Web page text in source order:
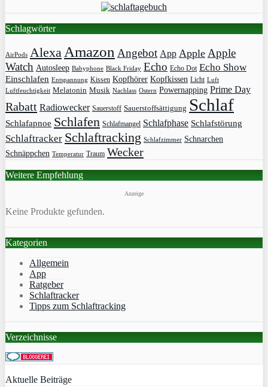
Schlagwörter
AirPods Alexa Amazon Angebot App Apple Apple
Watch Autosleep Babyphone Black Friday Echo Echo Dot Echo Show
Einschlafen Entspannung Kissen Kopfhörer Kopfkissen Licht Luft
Luftfeuchtigkeit Melatonin Musik Nachlass Ostern Powernapping Prime Day
Rabatt Radiowecker Sauerstoff Sauerstoffsättigung Schlaf
Schlafapnoe Schlafen Schlafmangel Schlafphase Schlafstörung
Schlaftracker Schlaftracking Schlafzimmer Schnarchen
Schnäppchen Temperatur Traum Wecker
Weitere Empfehlung
Anzeige
Keine Produkte gefunden.
Kategorien
Allgemein
App
Ratgeber
Schlaftracker
Tipps zum Schlaftracking
Verzeichnisse
Aktuelle Beiträge